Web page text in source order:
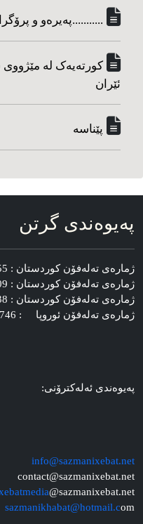
...........په‌یره‌و و
کورته‌یه‌ک له
ئێران
پێناسه‌
په‌یوه‌ندی گرتن
ژماره‌ی ته‌له‌فۆن کوردستان : 07506206655 (00964)
ژماره‌ی ته‌له‌فۆن کوردستان : 07504687209 (00964)
ژماره‌ی ته‌له‌فۆن کوردستان : 07504497138 (00964)
ژماره‌ی ته‌له‌فۆن ئوروپا : 0767676746 (0046)
په‌یوه‌ندی ئه‌له‌کترۆنی:
info@sazmanixebat.net
contact@sazmanixebat.net
@sazmanixebat.net
sazmanikhabat@hotmail.com